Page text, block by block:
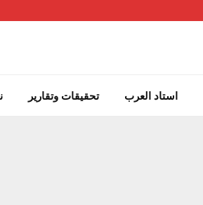
استاد العرب تحقيقات وتقارير